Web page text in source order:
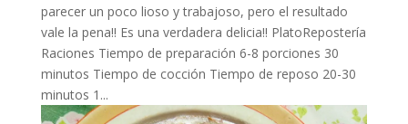
parecer un poco lioso y trabajoso, pero el resultado
vale la pena!! Es una verdadera delicia!! PlatoRepostería
Raciones Tiempo de preparación 6-8 porciones 30
minutos Tiempo de cocción Tiempo de reposo 20-30
minutos 1...